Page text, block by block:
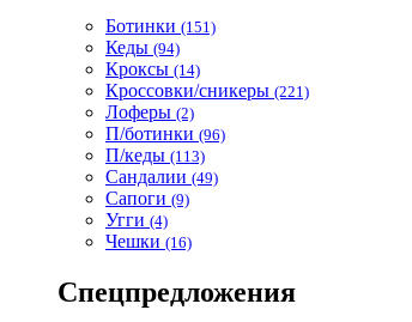
Ботинки (151)
Кеды (94)
Кроксы (14)
Кроссовки/сникеры (221)
Лоферы (2)
П/ботинки (96)
П/кеды (113)
Сандалии (49)
Сапоги (9)
Угги (4)
Чешки (16)
Спецпредложения